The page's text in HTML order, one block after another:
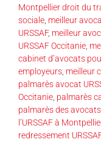
Montpellier droit du
sociale meilleur
URSSAF, meilleur
URSSAF Occitanie
cabinet d’avocats
employeurs meilleur
palmarès avocat
Occitanie palmarès
palmarès des
l’URSSAF à
redressement URSSAF